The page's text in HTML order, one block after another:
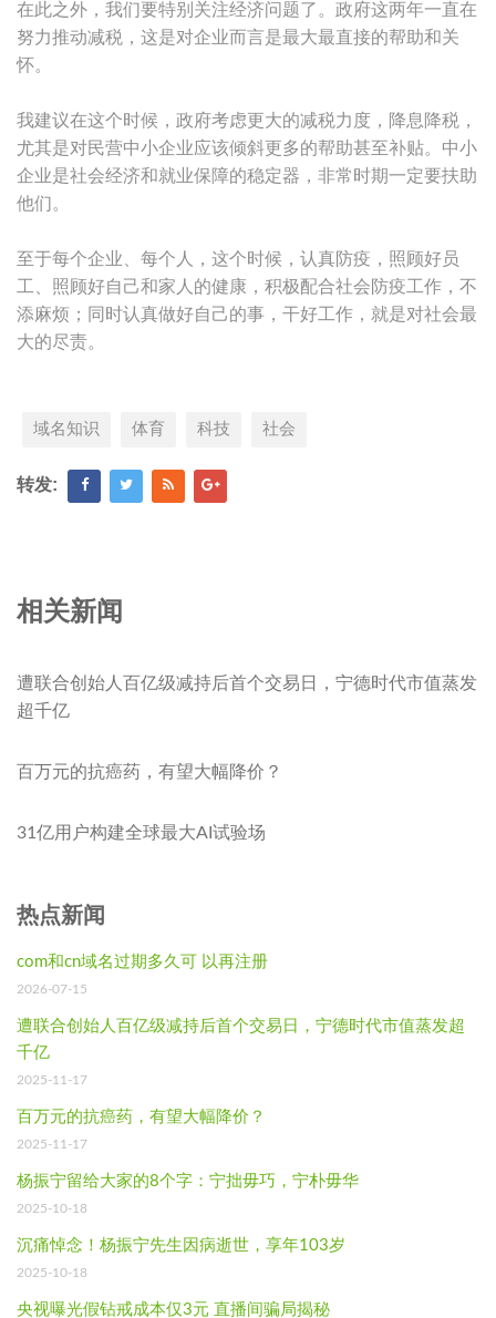
在此之外，我们要特别关注经济问题了。政府这两年一直在
努力推动减税，这是对企业而言是最大最直接的帮助和关
怀。
我建议在这个时候，政府考虑更大的减税力度，降息降税，
尤其是对民营中小企业应该倾斜更多的帮助甚至补贴。中小
企业是社会经济和就业保障的稳定器，非常时期一定要扶助
他们。
至于每个企业、每个人，这个时候，认真防疫，照顾好员
工、照顾好自己和家人的健康，积极配合社会防疫工作，不
添麻烦；同时认真做好自己的事，干好工作，就是对社会最
大的尽责。
域名知识 体育 科技 社会
转发:
相关新闻
遭联合创始人百亿级减持后首个交易日，宁德时代市值蒸发
超千亿
百万元的抗癌药，有望大幅降价？
31亿用户构建全球最大AI试验场
热点新闻
com和cn域名过期多久可 以再注册
2026-07-15
遭联合创始人百亿级减持后首个交易日，宁德时代市值蒸发超
千亿
2025-11-17
百万元的抗癌药，有望大幅降价？
2025-11-17
杨振宁留给大家的8个字：宁拙毋巧，宁朴毋华
2025-10-18
沉痛悼念！杨振宁先生因病逝世，享年103岁
2025-10-18
央视曝光假钻戒成本仅3元 直播间骗局揭秘